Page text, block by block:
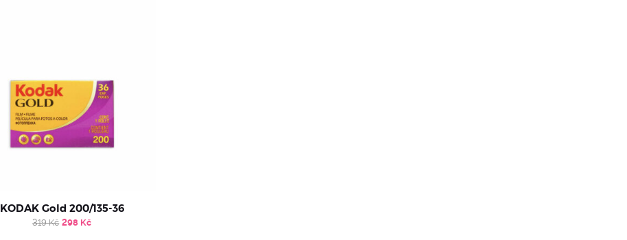
KODAK Gold 200/135-36
319Kč Original
298 KčCurrent